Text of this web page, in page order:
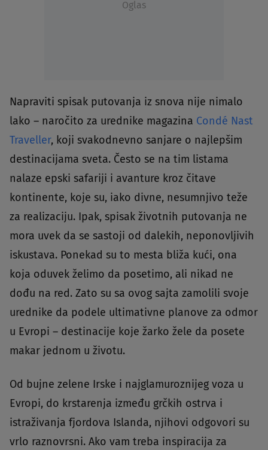
Oglas
Napraviti spisak putovanja iz snova nije nimalo
lako – naročito za urednike magazina Condé Nast
Traveller, koji svakodnevno sanjare o najlepšim
destinacijama sveta. Često se na tim listama
nalaze epski safariji i avanture kroz čitave
kontinente, koje su, iako divne, nesumnjivo teže
za realizaciju. Ipak, spisak životnih putovanja ne
mora uvek da se sastoji od dalekih, neponovljivih
iskustava. Ponekad su to mesta bliža kući, ona
koja oduvek želimo da posetimo, ali nikad ne
dođu na red. Zato su sa ovog sajta zamolili svoje
urednike da podele ultimativne planove za odmor
u Evropi – destinacije koje žarko žele da posete
makar jednom u životu.
Od bujne zelene Irske i najglamuroznijeg voza u
Evropi, do krstarenja između grčkih ostrva i
istraživanja fjordova Islanda, njihovi odgovori su
vrlo raznovrsni. Ako vam treba inspiracija za